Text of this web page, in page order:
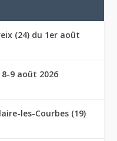
(24) du 1er août
8-9 août 2026
les-Courbes (19)